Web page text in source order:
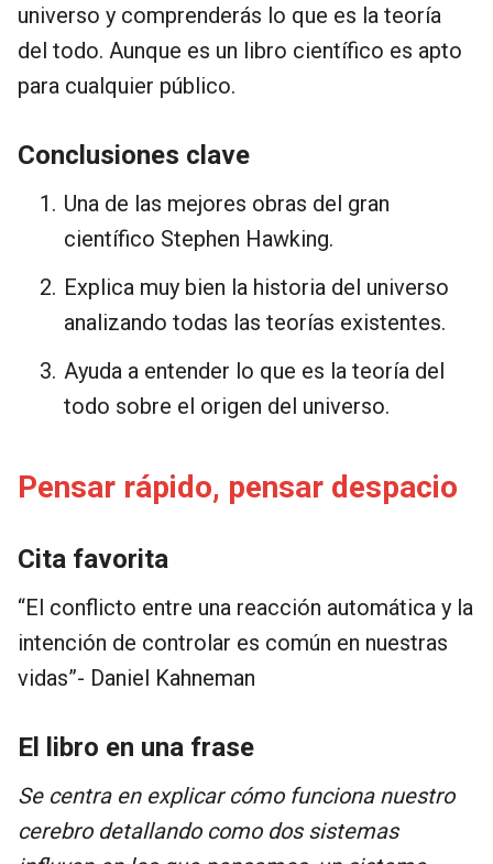
universo y comprenderás lo que es la teoría
del todo. Aunque es un libro científico es apto
para cualquier público.
Conclusiones clave
Una de las mejores obras del gran
científico Stephen Hawking.
Explica muy bien la historia del universo
analizando todas las teorías existentes.
Ayuda a entender lo que es la teoría del
todo sobre el origen del universo.
Pensar rápido, pensar despacio
Cita favorita
“El conflicto entre una reacción automática y la
intención de controlar es común en nuestras
vidas”- Daniel Kahneman
El libro en una frase
Se centra en explicar cómo funciona nuestro
cerebro detallando como dos sistemas